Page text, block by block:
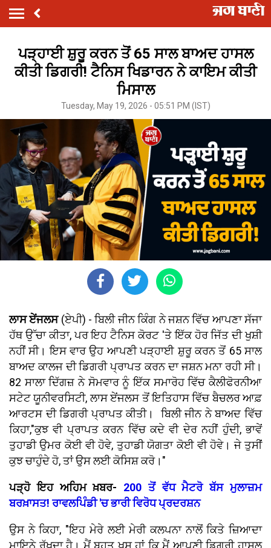
ਪੜ੍ਹਾਈ ਸ਼ੁਰੂ ਕਰਨ ਤੋਂ 65 ਸਾਲ ਬਾਅਦ ਹਾਸਲ
ਕੀਤੀ ਡਿਗਰੀ! ਟੈਨਿਸ ਖਿਡਾਰਨ ਨੇ ਕਾਇਮ ਕੀਤੀ
ਮਿਸਾਲ
Tuesday, May 19, 2026 - 05:51 PM (IST)
ਲਾਸ ਏਂਜਲਸ (ਏਪੀ) - ਬਿਲੀ ਜੀਨ ਕਿੰਗ ਨੇ ਜਸ਼ਨ ਵਿੱਚ ਆਪਣਾ ਸੱਜਾ
ਹੱਥ ਉੱਚਾ ਕੀਤਾ, ਪਰ ਇਹ ਟੈਨਿਸ ਕੋਰਟ 'ਤੇ ਇੱਕ ਹੋਰ ਜਿੱਤ ਦੀ ਖੁਸ਼ੀ
ਨਹੀਂ ਸੀ। ਇਸ ਵਾਰ ਉਹ ਆਪਣੀ ਪੜ੍ਹਾਈ ਸ਼ੁਰੂ ਕਰਨ ਤੋਂ 65 ਸਾਲ
ਬਾਅਦ ਕਾਲਜ ਦੀ ਡਿਗਰੀ ਪ੍ਰਾਪਤ ਕਰਨ ਦਾ ਜਸ਼ਨ ਮਨਾ ਰਹੀ ਸੀ।
82 ਸਾਲਾ ਦਿੱਗਜ਼ ਨੇ ਸੋਮਵਾਰ ਨੂੰ ਇੱਕ ਸਮਾਰੋਹ ਵਿੱਚ ਕੈਲੀਫੋਰਨੀਆ
ਸਟੇਟ ਯੂਨੀਵਰਸਿਟੀ, ਲਾਸ ਏਂਜਲਸ ਤੋਂ ਇਤਿਹਾਸ ਵਿੱਚ ਬੈਚਲਰ ਆਫ਼
ਆਰਟਸ ਦੀ ਡਿਗਰੀ ਪ੍ਰਾਪਤ ਕੀਤੀ। ਬਿਲੀ ਜੀਨ ਨੇ ਬਾਅਦ ਵਿੱਚ
ਕਿਹਾ,"ਕੁਝ ਵੀ ਪ੍ਰਾਪਤ ਕਰਨ ਵਿੱਚ ਕਦੇ ਵੀ ਦੇਰ ਨਹੀਂ ਹੁੰਦੀ, ਭਾਵੇਂ
ਤੁਹਾਡੀ ਉਮਰ ਕੋਈ ਵੀ ਹੋਵੇ, ਤੁਹਾਡੀ ਯੋਗਤਾ ਕੋਈ ਵੀ ਹੋਵੇ। ਜੇ ਤੁਸੀਂ
ਕੁਝ ਚਾਹੁੰਦੇ ਹੋ, ਤਾਂ ਉਸ ਲਈ ਕੋਸਿਸ਼ ਕਰੋ।"
ਪੜ੍ਹੋ ਇਹ ਅਹਿਮ ਖ਼ਬਰ- 200 ਤੋਂ ਵੱਧ ਮੈਟਰੋ ਬੱਸ ਮੁਲਾਜ਼ਮ
ਬਰਖ਼ਾਸਤ! ਰਾਵਲਪਿੰਡੀ 'ਚ ਭਾਰੀ ਵਿਰੋਧ ਪ੍ਰਦਰਸ਼ਨ
ਉਸ ਨੇ ਕਿਹਾ, "ਇਹ ਮੇਰੇ ਲਈ ਮੇਰੀ ਕਲਪਨਾ ਨਾਲੋਂ ਕਿਤੇ ਜ਼ਿਆਦਾ
ਮਾਇਨੇ ਰੱਖਦਾ ਹੈ। ਮੈਂ ਬਹੁਤ ਖੁਸ਼ ਹਾਂ ਕਿ ਮੈਂ ਆਪਣੀ ਡਿਗਰੀ ਹਾਸਲ